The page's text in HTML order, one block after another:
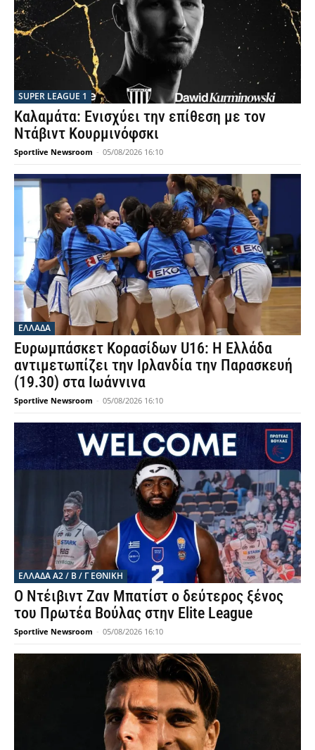
SUPER LEAGUE 1
Καλαμάτα: Ενισχύει την επίθεση με τον
Ντάβιντ Κουρμινόφσκι
Sportlive Newsroom - 05/08/2026 16:10
ΕΛΛΑΔΑ
Ευρωμπάσκετ Κορασίδων U16: Η Ελλάδα
αντιμετωπίζει την Ιρλανδία την Παρασκευή
(19.30) στα Ιωάννινα
Sportlive Newsroom - 05/08/2026 16:10
ΕΛΛΆΔΑ Α2 / Β / Γ ΕΘΝΙΚΉ
Ο Ντέιβιντ Ζαν Μπατίστ ο δεύτερος ξένος
του Πρωτέα Βούλας στην Elite League
Sportlive Newsroom - 05/08/2026 16:10